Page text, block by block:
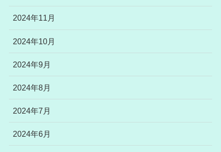
2024年11月
2024年10月
2024年9月
2024年8月
2024年7月
2024年6月